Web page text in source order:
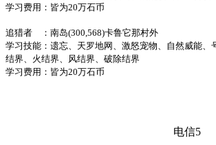
学习费用：皆为20万石币
追猎者 ：南岛(300,568)卡鲁它那村外
学习技能：遗忘、天罗地网、激怒宠物、自然威能、
结界、火结界、风结界、破除结界
学习费用：皆为20万石币
电信5